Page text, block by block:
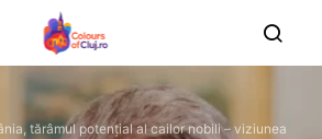
tărâmul potențial al cailor nobili – viziunea